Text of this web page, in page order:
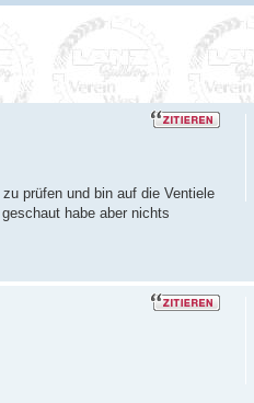
prüfen und bin auf die Ventiele
habe aber nichts